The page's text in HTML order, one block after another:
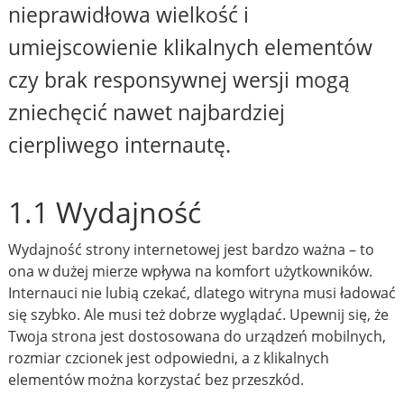
nieprawidłowa wielkość i
umiejscowienie klikalnych elementów
czy brak responsywnej wersji mogą
zniechęcić nawet najbardziej
cierpliwego internautę.
1.1 Wydajność
Wydajność strony internetowej jest bardzo ważna – to
ona w dużej mierze wpływa na komfort użytkowników.
Internauci nie lubią czekać, dlatego witryna musi ładować
się szybko. Ale musi też dobrze wyglądać. Upewnij się, że
Twoja strona jest dostosowana do urządzeń mobilnych,
rozmiar czcionek jest odpowiedni, a z klikalnych
elementów można korzystać bez przeszkód.